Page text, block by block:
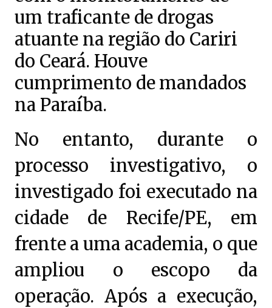
um traficante de drogas
atuante na região do Cariri
do Ceará. Houve
cumprimento de mandados
na Paraíba.
No entanto, durante o
processo investigativo, o
investigado foi executado na
cidade de Recife/PE, em
frente a uma academia, o que
ampliou o escopo da
operação. Após a execução,